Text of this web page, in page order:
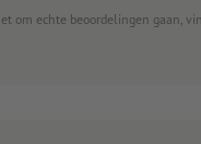
om echte beoordelingen gaan,